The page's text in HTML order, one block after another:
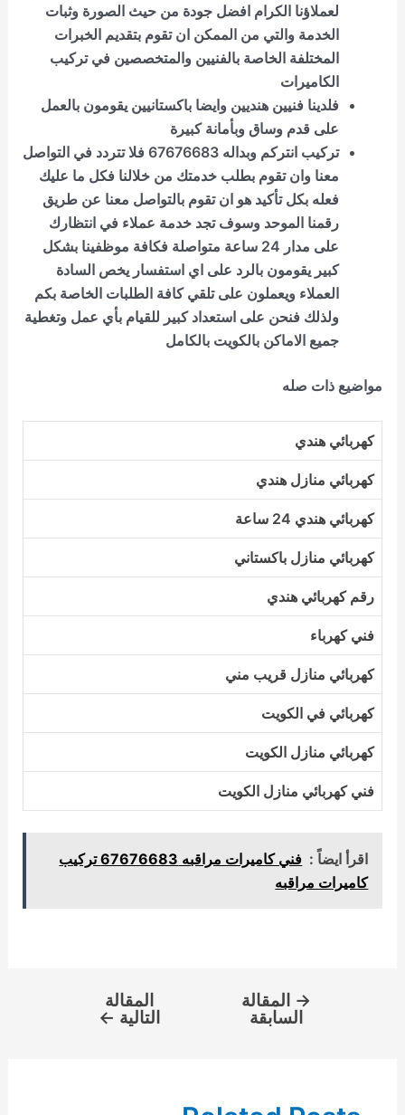
لعملاؤنا الكرام افضل جودة من حيث الصورة وثبات
الخدمة والتي من الممكن ان تقوم بتقديم الخبرات
المختلفة الخاصة بالفنيين والمتخصصين في تركيب
الكاميرات
فلدينا فنيين هنديين وايضا باكستانيين يقومون بالعمل
على قدم وساق وبأمانة كبيرة
تركيب انتركم وبداله 67676683 فلا تتردد في التواصل
معنا وان تقوم بطلب خدمتك من خلالنا فكل ما عليك
فعله بكل تأكيد هو ان تقوم بالتواصل معنا عن طريق
رقمنا الموحد وسوف تجد خدمة عملاء في انتظارك
على مدار 24 ساعة متواصلة فكافة موظفينا بشكل
كبير يقومون بالرد على اي استفسار يخص السادة
العملاء ويعملون على تلقي كافة الطلبات الخاصة بكم
ولذلك فنحن على استعداد كبير للقيام بأي عمل وتغطية
جميع الاماكن بالكويت بالكامل
مواضيع ذات صله
كهربائي هندي
كهربائي منازل هندي
كهربائي هندي 24 ساعة
كهربائي منازل باكستاني
رقم كهربائي هندي
فني كهرباء
كهربائي منازل قريب مني
كهربائي في الكويت
كهربائي منازل الكويت
فني كهربائي منازل الكويت
اقرأ ايضاً :
فني كاميرات مراقبه 67676683 تركيب
كاميرات مراقبه
→ المقالة
السابقة
المقالة
التالية ←